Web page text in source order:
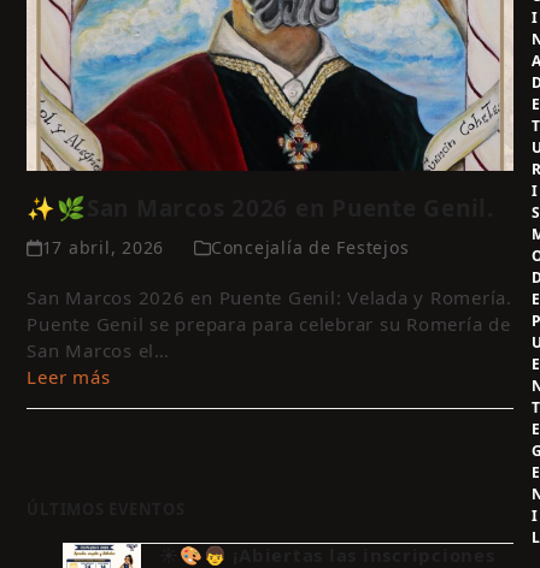
✨🌿San Marcos 2026 en Puente Genil.
17 abril, 2026 Concejalía de Festejos
San Marcos 2026 en Puente Genil: Velada y Romería.
Puente Genil se prepara para celebrar su Romería de
San Marcos el…
Leer más
☀️🎨👦 ¡Abiertas las inscripciones
I
E
T
I
S
E
E
T
E
E
I
L